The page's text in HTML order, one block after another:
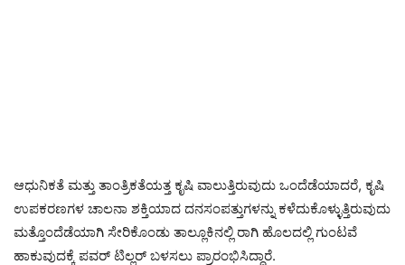
ಆಧುನಿಕತೆ ಮತ್ತು ತಾಂತ್ರಿಕತೆಯತ್ತ ಕೃಷಿ ವಾಲುತ್ತಿರುವುದು ಒಂದೆಡೆಯಾದರೆ, ಕೃಷಿ
ಉಪಕರಣಗಳ ಚಾಲನಾ ಶಕ್ತಿಯಾದ ದನಸಂಪತ್ತುಗಳನ್ನು ಕಳೆದುಕೊಳ್ಳುತ್ತಿರುವುದು
ಮತ್ತೊಂದೆಡೆಯಾಗಿ ಸೇರಿಕೊಂಡು ತಾಲ್ಲೂಕಿನಲ್ಲಿ ರಾಗಿ ಹೊಲದಲ್ಲಿ ಗುಂಟವೆ
ಹಾಕುವುದಕ್ಕೆ ಪವರ್‌ ಟಿಲ್ಲರ್‌ ಬಳಸಲು ಪ್ರಾರಂಭಿಸಿದ್ದಾರೆ.